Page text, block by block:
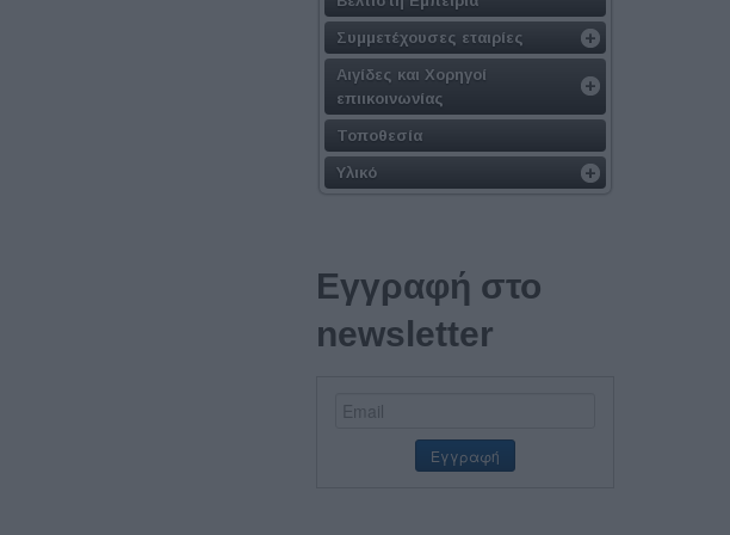
Συμμετέχουσες εταιρίες
Αιγίδες και Χορηγοί
επιικοινωνίας
Τοποθεσία
Υλικό
Εγγραφή στο
newsletter